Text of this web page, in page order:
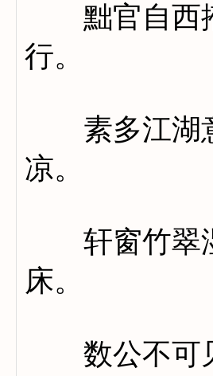
黜官自西掖
行。
素多江湖意
凉。
轩窗竹翠湿
床。
数公不可见